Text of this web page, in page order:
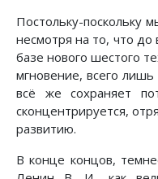
Постольку-поскольку
несмотря на то, что до
базе нового шестого
мгновение, всего
всё же сохраняет
сконцентрируется,
развитию.
В конце концов,